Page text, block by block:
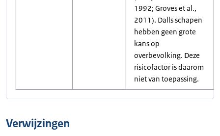
1992; Groves et al.,
2011). Dalls schapen
hebben geen grote
kans op
overbevolking. Deze
risicofactor is daarom
niet van toepassing.
Verwijzingen